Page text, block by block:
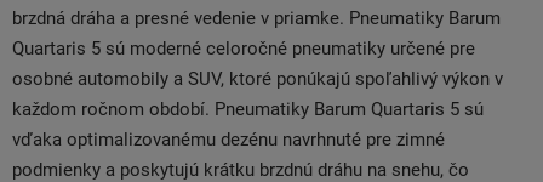
brzdná dráha a presné vedenie v priamke. Pneumatiky Barum
Quartaris 5 sú moderné celoročné pneumatiky určené pre
osobné automobily a SUV, ktoré ponúkajú spoľahlivý výkon v
každom ročnom období. Pneumatiky Barum Quartaris 5 sú
vďaka optimalizovanému dezénu navrhnuté pre zimné
podmienky a poskytujú krátku brzdnú dráhu na snehu, čo